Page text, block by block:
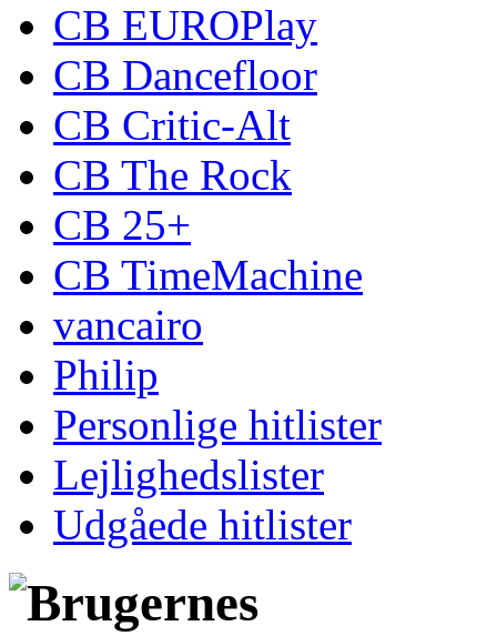
CB EUROPlay
CB Dancefloor
CB Critic-Alt
CB The Rock
CB 25+
CB TimeMachine
vancairo
Philip
Personlige hitlister
Lejlighedslister
Udgåede hitlister